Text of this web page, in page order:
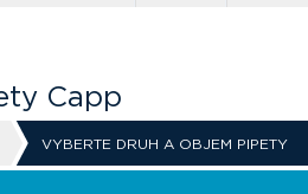
Capp
VYBERTE DRUH A OBJEM PIPETY